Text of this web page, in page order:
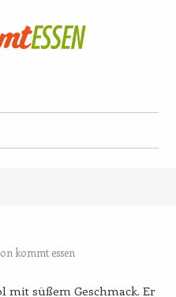
kommt essen
süßem Geschmack. Er